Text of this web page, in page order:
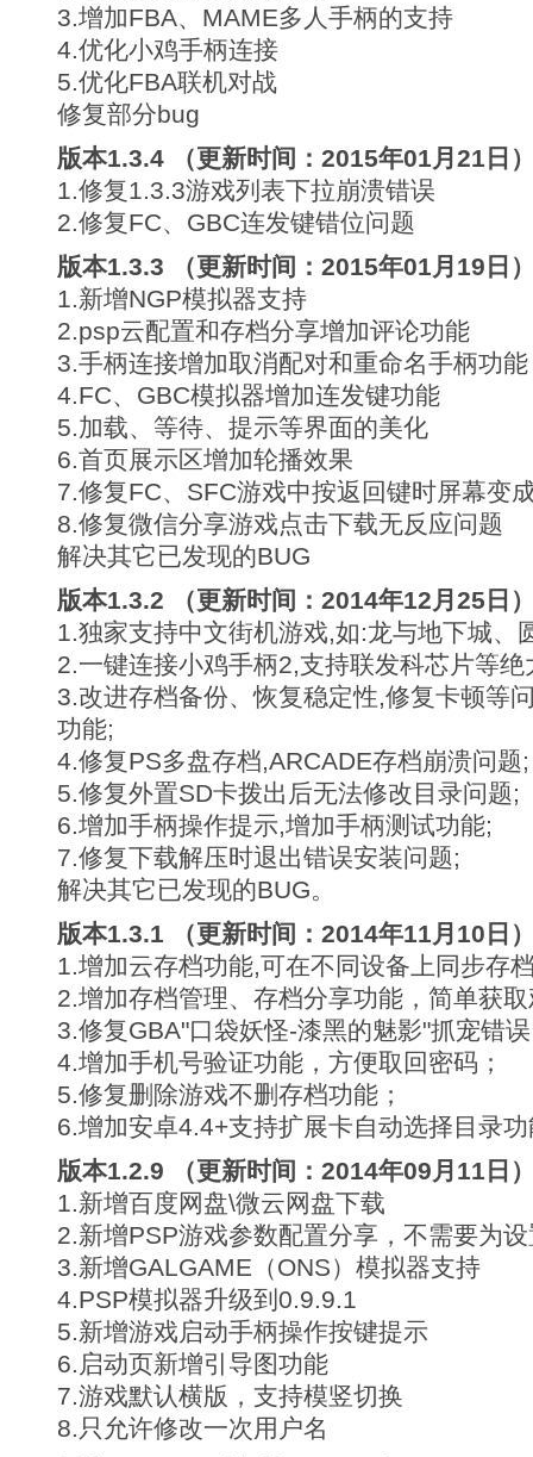
3.增加FBA、MAME多人手柄的支持
4.优化小鸡手柄连接
5.优化FBA联机对战
修复部分bug
版本1.3.4 （更新时间：2015年01月21日
1.修复1.3.3游戏列表下拉崩溃错误
2.修复FC、GBC连发键错位问题
版本1.3.3 （更新时间：2015年01月19日
1.新增NGP模拟器支持
2.psp云配置和存档分享增加评论功能
3.手柄连接增加取消配对和重命名手柄功能
4.FC、GBC模拟器增加连发键功能
5.加载、等待、提示等界面的美化
6.首页展示区增加轮播效果
7.修复FC、SFC游戏中按返回键时屏幕变
8.修复微信分享游戏点击下载无反应问题
解决其它已发现的BUG
版本1.3.2 （更新时间：2014年12月25日
1.独家支持中文街机游戏,如:龙与地下城、
2.一键连接小鸡手柄2,支持联发科芯片等绝
3.改进存档备份、恢复稳定性,修复卡顿等
功能;
4.修复PS多盘存档,ARCADE存档崩溃问题;
5.修复外置SD卡拨出后无法修改目录问题;
6.增加手柄操作提示,增加手柄测试功能;
7.修复下载解压时退出错误安装问题;
解决其它已发现的BUG。
版本1.3.1 （更新时间：2014年11月10日
1.增加云存档功能,可在不同设备上同步存
2.增加存档管理、存档分享功能，简单获
3.修复GBA"口袋妖怪-漆黑的魅影"抓宠错
4.增加手机号验证功能，方便取回密码；
5.修复删除游戏不删存档功能；
6.增加安卓4.4+支持扩展卡自动选择目录
版本1.2.9 （更新时间：2014年09月11日
1.新增百度网盘\微云网盘下载
2.新增PSP游戏参数配置分享，不需要为
3.新增GALGAME（ONS）模拟器支持
4.PSP模拟器升级到0.9.9.1
5.新增游戏启动手柄操作按键提示
6.启动页新增引导图功能
7.游戏默认横版，支持模竖切换
8.只允许修改一次用户名